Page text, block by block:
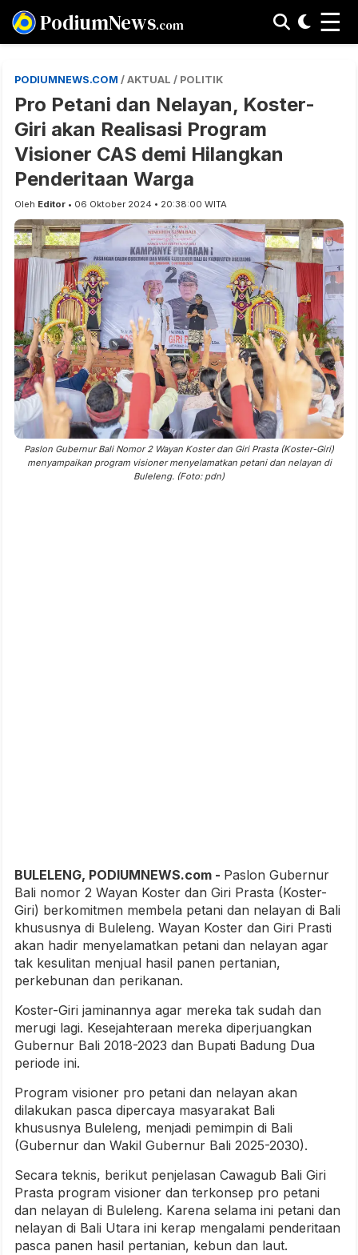
PodiumNews.com ☰
PODIUMNEWS.COM / AKTUAL / POLITIK
Pro Petani dan Nelayan, Koster-
Giri akan Realisasi Program
Visioner CAS demi Hilangkan
Penderitaan Warga
Oleh Editor • 06 Oktober 2024 • 20:38:00 WITA
Paslon Gubernur Bali Nomor 2 Wayan Koster dan Giri Prasta (Koster-Giri)
menyampaikan program visioner menyelamatkan petani dan nelayan di
Buleleng. (Foto: pdn)
BULELENG, PODIUMNEWS.com - Paslon Gubernur
Bali nomor 2 Wayan Koster dan Giri Prasta (Koster-
Giri) berkomitmen membela petani dan nelayan di Bali
khususnya di Buleleng. Wayan Koster dan Giri Prasti
akan hadir menyelamatkan petani dan nelayan agar
tak kesulitan menjual hasil panen pertanian,
perkebunan dan perikanan.
Koster-Giri jaminannya agar mereka tak sudah dan
merugi lagi. Kesejahteraan mereka diperjuangkan
Gubernur Bali 2018-2023 dan Bupati Badung Dua
periode ini.
Program visioner pro petani dan nelayan akan
dilakukan pasca dipercaya masyarakat Bali
khususnya Buleleng, menjadi pemimpin di Bali
(Gubernur dan Wakil Gubernur Bali 2025-2030).
Secara teknis, berikut penjelasan Cawagub Bali Giri
Prasta program visioner dan terkonsep pro petani
dan nelayan di Buleleng. Karena selama ini petani dan
nelayan di Bali Utara ini kerap mengalami penderitaan
pasca panen hasil pertanian, kebun dan laut.